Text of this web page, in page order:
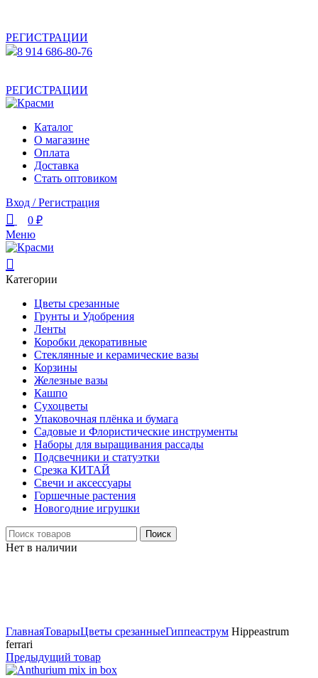
РЕГИСТРАЦИИ
8 914 686-80-76
РЕГИСТРАЦИИ
Каталог
О магазине
Оплата
Доставка
Стать оптовиком
Вход / Регистрация
0 ₽
Меню
Категории
Цветы срезанные
Грунты и Удобрения
Ленты
Коробки декоративные
Стеклянные и керамические вазы
Корзины
Железные вазы
Кашпо
Сухоцветы
Упаковочная плёнка и бумага
Садовые и Флористические инструменты
Наборы для выращивания рассады
Подсвечники и статуэтки
Срезка КИТАЙ
Свечи и аксессуары
Горшечные растения
Новогодние игрушки
Поиск
Нет в наличии
ГлавнаяТоварыЦветы срезанныеГиппеаструм Hippeastrum
ferrari
Предыдущий товар